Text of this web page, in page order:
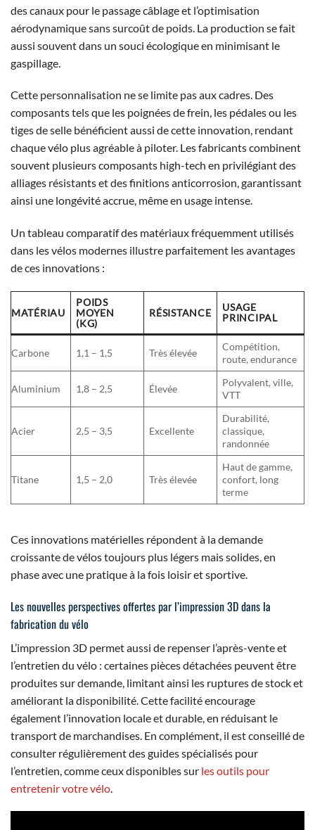
des canaux pour le passage câblage et l’optimisation
aérodynamique sans surcoût de poids. La production se fait
aussi souvent dans un souci écologique en minimisant le
gaspillage.
Cette personnalisation ne se limite pas aux cadres. Des
composants tels que les poignées de frein, les pédales ou les
tiges de selle bénéficient aussi de cette innovation, rendant
chaque vélo plus agréable à piloter. Les fabricants combinent
souvent plusieurs composants high-tech en privilégiant des
alliages résistants et des finitions anticorrosion, garantissant
ainsi une longévité accrue, même en usage intense.
Un tableau comparatif des matériaux fréquemment utilisés
dans les vélos modernes illustre parfaitement les avantages
de ces innovations :
MATÉRIAU
POIDS
MOYEN
(KG)
RÉSISTANCE
USAGE
PRINCIPAL
Carbone 1,1 – 1,5 Très élevée
Compétition,
route, endurance
Aluminium 1,8 – 2,5 Élevée
Polyvalent, ville,
VTT
Acier 2,5 – 3,5 Excellente
Durabilité,
classique,
randonnée
Titane 1,5 – 2,0 Très élevée
Haut de gamme,
confort, long
terme
Ces innovations matérielles répondent à la demande
croissante de vélos toujours plus légers mais solides, en
phase avec une pratique à la fois loisir et sportive.
Les nouvelles perspectives offertes par l’impression 3D dans la
fabrication du vélo
L’impression 3D permet aussi de repenser l’après-vente et
l’entretien du vélo : certaines pièces détachées peuvent être
produites sur demande, limitant ainsi les ruptures de stock et
améliorant la disponibilité. Cette facilité encourage
également l’innovation locale et durable, en réduisant le
transport de marchandises. En complément, il est conseillé de
consulter régulièrement des guides spécialisés pour
l’entretien, comme ceux disponibles sur les outils pour
entretenir votre vélo